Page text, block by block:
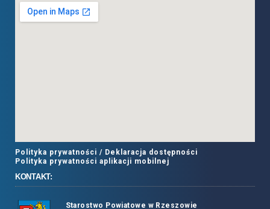
Polityka prywatności / Deklaracja dostępności
Polityka prywatności aplikacji mobilnej
KONTAKT:
Starostwo Powiatowe w Rzeszowie